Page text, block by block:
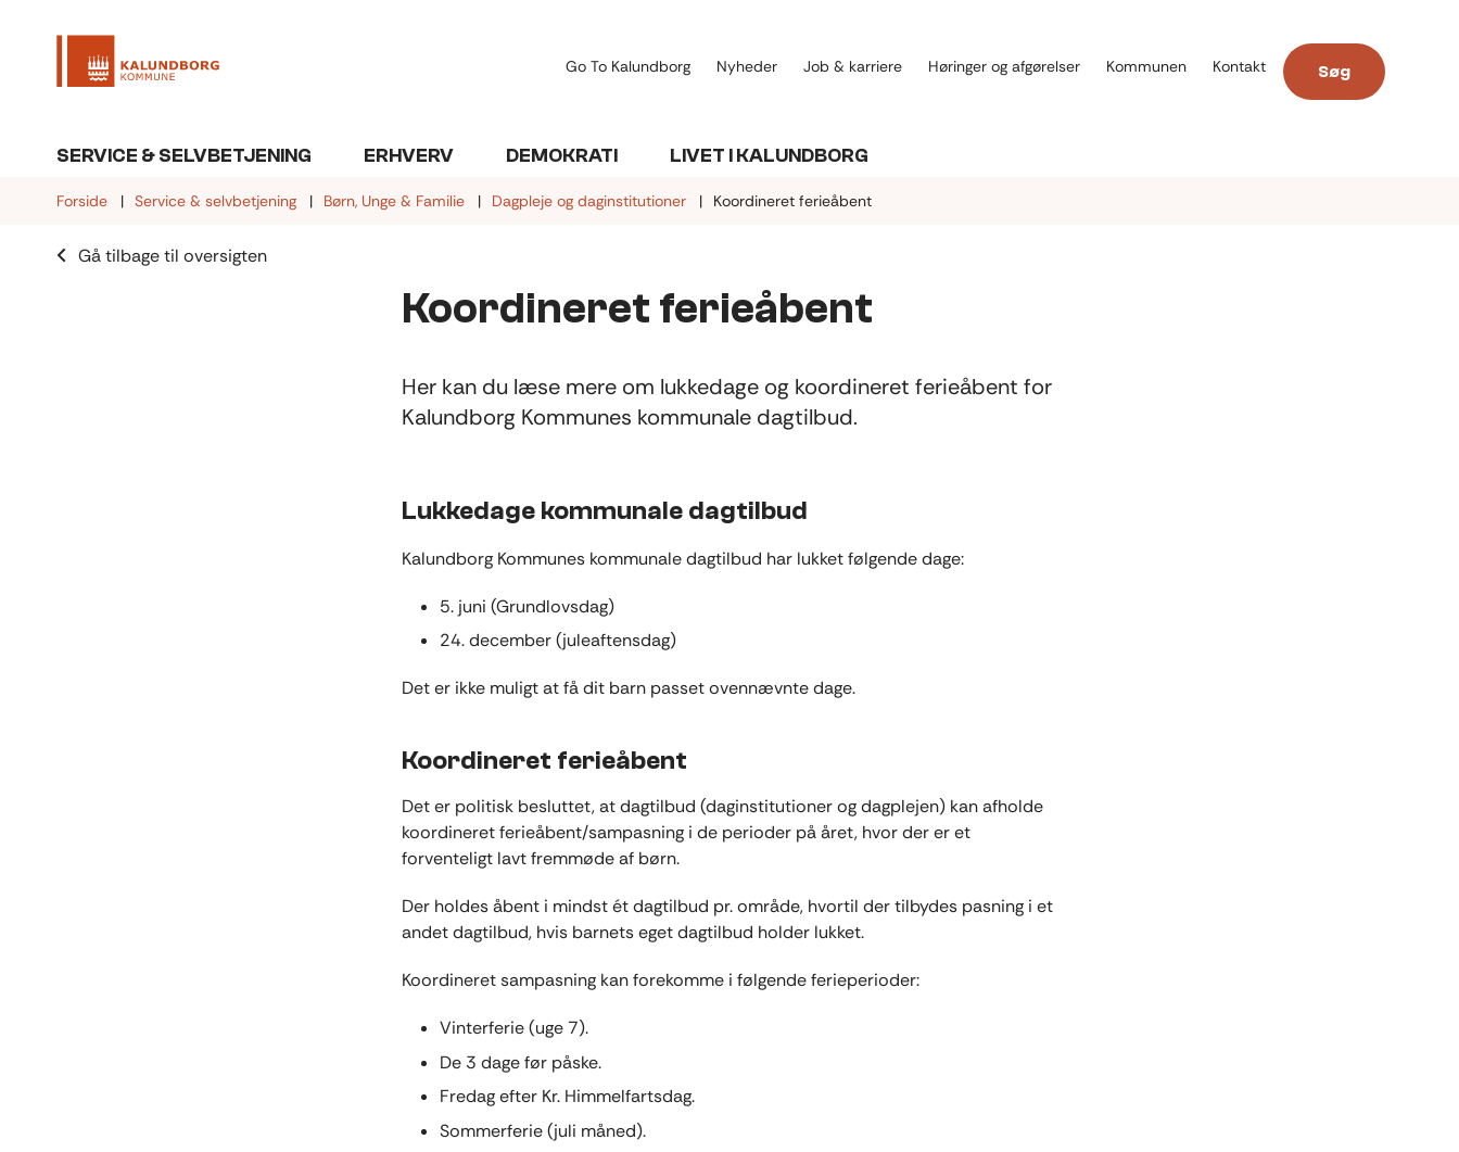
Go To Kalundborg Nyheder Job & karriere Høringer og afgørelser Kommunen Kontakt Søg
SERVICE & SELVBETJENING ERHVERV DEMOKRATI LIVET I KALUNDBORG
Forside Service & selvbetjening Børn, Unge & Familie Dagpleje og daginstitutioner Koordineret ferieåbent
Gå tilbage til oversigten
Koordineret ferieåbent
Her kan du læse mere om lukkedage og koordineret ferieåbent for
Kalundborg Kommunes kommunale dagtilbud.
Lukkedage kommunale dagtilbud
Kalundborg Kommunes kommunale dagtilbud har lukket følgende dage:
5. juni (Grundlovsdag)
24. december (juleaftensdag)
Det er ikke muligt at få dit barn passet ovennævnte dage.
Koordineret ferieåbent
Det er politisk besluttet, at dagtilbud (daginstitutioner og dagplejen) kan afholde
koordineret ferieåbent/sampasning i de perioder på året, hvor der er et
forventeligt lavt fremmøde af børn.
Der holdes åbent i mindst ét dagtilbud pr. område, hvortil der tilbydes pasning i et
andet dagtilbud, hvis barnets eget dagtilbud holder lukket.
Koordineret sampasning kan forekomme i følgende ferieperioder:
Vinterferie (uge 7).
De 3 dage før påske.
Fredag efter Kr. Himmelfartsdag.
Sommerferie (juli måned).